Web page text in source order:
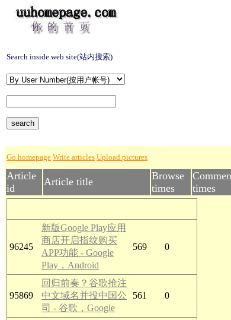
Search inside web site(站内搜索)
Go homepage Write articles Upload pictures
Article
id
Article title
Browse
times
times
96245
新版Google Play应用
商店开启指纹购买
APP功能 - Google
Play，Android
569 0
95869
回归前奏？谷歌抢注
中文域名并投中国公
司 - 谷歌，Google
561 0